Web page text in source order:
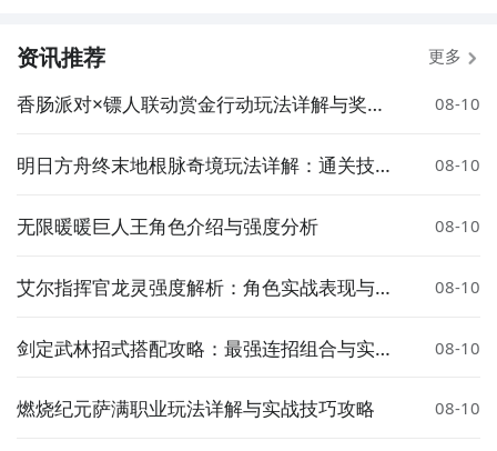
关注指尖攻守道什么时候开测，什么时候开放下载，什
么时候公测等信息，还有一个办法就是留意九游指尖攻
守道专区的每日更新，欢迎大家积极参与讨论和提问
资讯推荐 更多
香肠派对×镖人联动赏金行动玩法详解与奖励
08-10
明日方舟终末地根脉奇境玩法详解：通关技巧
08-10
无限暖暖巨人王角色介绍与强度分析 08-10
艾尔指挥官龙灵强度解析：角色实战表现与强
08-10
剑定武林招式搭配攻略：最强连招组合与实战
08-10
燃烧纪元萨满职业玩法详解与实战技巧攻略 08-10